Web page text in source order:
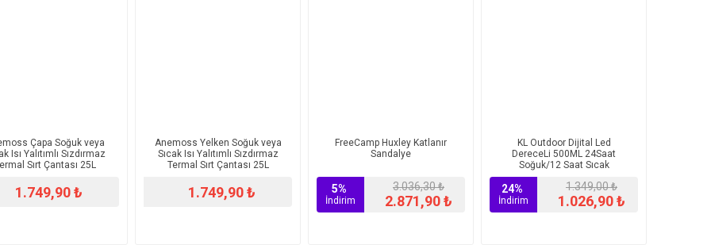
Çapa Soğuk veya
Isı Yalıtımlı Sızdırmaz
Sırt Çantası 25L
1.749,90 ₺
Anemoss Yelken Soğuk veya
Sıcak Isı Yalıtımlı Sızdırmaz
Termal Sırt Çantası 25L
1.749,90 ₺
FreeCamp Huxley Katlanır
Sandalye
5%
İndirim
3.036,30 ₺
2.871,90 ₺
KL Outdoor Dijital Led
DereceLi 500ML 24Saat
Soğuk/12 Saat Sıcak
Paslanmaz Çelik Termos
Black
24%
İndirim
1.349,00 ₺
1.026,90 ₺